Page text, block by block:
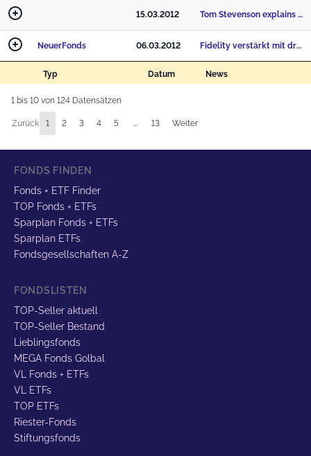
15.03.2012 Tom Stevenson explains why Fidelity could be a good choice for this year's ISA
NeuerFonds 06.03.2012 Fidelity verstärkt mit drei neuen Fonds Fokus auf Wachstumsregionen
Typ Datum News
1 bis 10 von 124 Datensätzen
Zurück 1 2 3 4 5 … 13 Weiter
FONDS FINDEN
Fonds + ETF Finder
TOP Fonds + ETFs
Sparplan Fonds + ETFs
Sparplan ETFs
Fondsgesellschaften A-Z
FONDSLISTEN
TOP-Seller aktuell
TOP-Seller Bestand
Lieblingsfonds
MEGA Fonds Golbal
VL Fonds + ETFs
VL ETFs
TOP ETFs
Riester-Fonds
Stiftungsfonds